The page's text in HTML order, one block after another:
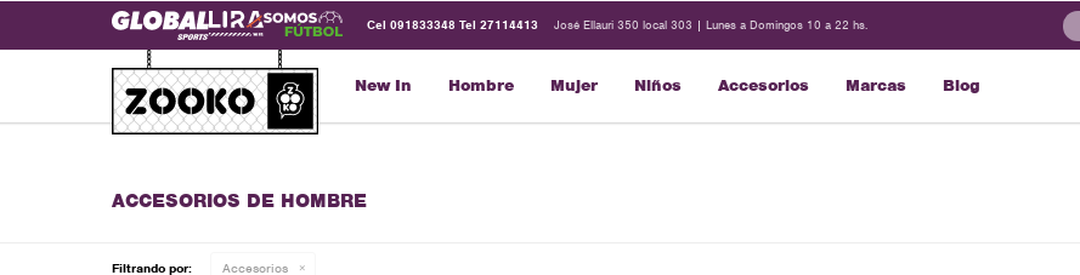
New In Hombre Mujer Niños Accesorios Marcas Blog
Cel 091833348 Tel 27114413 José Ellauri 350 local 303 | Lunes a Domingos 10 a 22 hs.
ACCESORIOS DE HOMBRE
Filtrando por: Accesorios